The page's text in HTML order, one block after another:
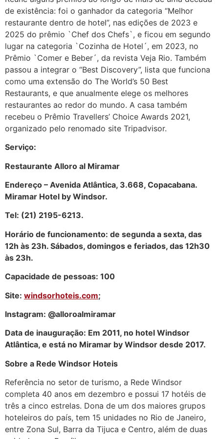
de existência: foi o ganhador da categoria “Melhor
restaurante dentro de hotel”, nas edições de 2023 e
2025 do prêmio `Chef dos Chefs`, e ficou em segundo
lugar na categoria `Cozinha de Hotel´, em 2023, no
Prêmio `Comer e Beber´, da revista Veja Rio. Também
passou a integrar o “Best Discovery”, lista que funciona
como uma extensão do The World’s 50 Best
Restaurants, e que anualmente elege os melhores
restaurantes ao redor do mundo. A casa também
recebeu o Prêmio Travellers’ Choice Awards 2021,
organizado pelo renomado site Tripadvisor.
Serviço:
Restaurante Alloro al Miramar
Endereço – Avenida Atlântica, 3.668, Copacabana.
Miramar Hotel by Windsor.
Tel: (21) 2195-6213.
Horário de funcionamento: de segunda a sexta, das
12h às 23h. Sábados, domingos e feriados, das 12h30
às 23h.
Capacidade de pessoas: 100
Site: windsorhoteis.com;
Instagram: @alloroalmiramar
Data de inauguração: Em 2011, no hotel Windsor
Atlântica, e está no Miramar by Windsor desde 2017.
Sobre a Rede Windsor Hoteis
Referência no setor de turismo, a Rede Windsor
completa 40 anos em dezembro e possui 17 hotéis de
três a cinco estrelas. Dona de um dos maiores grupos
hoteleiros do país, tem 15 unidades no Rio de Janeiro,
entre Zona Sul, Barra da Tijuca e Centro, além de duas